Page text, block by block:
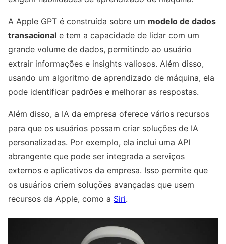
A Apple GPT é construída sobre um modelo de dados
transacional e tem a capacidade de lidar com um
grande volume de dados, permitindo ao usuário
extrair informações e insights valiosos. Além disso,
usando um algoritmo de aprendizado de máquina, ela
pode identificar padrões e melhorar as respostas.
Além disso, a IA da empresa oferece vários recursos
para que os usuários possam criar soluções de IA
personalizadas. Por exemplo, ela inclui uma API
abrangente que pode ser integrada a serviços
externos e aplicativos da empresa. Isso permite que
os usuários criem soluções avançadas que usem
recursos da Apple, como a Siri.